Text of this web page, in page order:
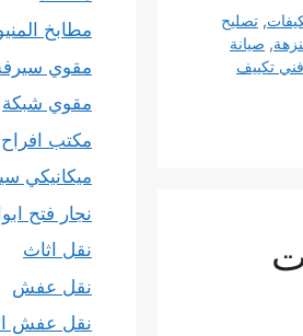
,تصليح
, صيانة
فني تكييف
مطابخ
مقوي
مقوي شبكة
مكتب افراح
ميكانيكي
نجار فتح
نقل اثاث
نقل عفش
نقل عفش